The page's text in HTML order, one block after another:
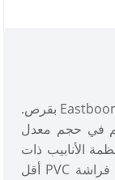
تتميز صمامات الفراشات PVC لـ Eastboom® Pipes بقرص.
90 درجة للتحكم في حجم معدل
الأنابيب ذات
القطر الكبير ، تكون تكلفة ووزن صمامات فراشة PVC أقل